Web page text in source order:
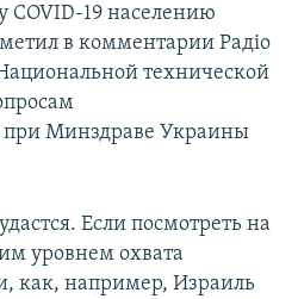
19 населению
в комментарии Радіо
технической
Минздраве Украины
Если посмотреть на
уровнем охвата
как, например, Израиль